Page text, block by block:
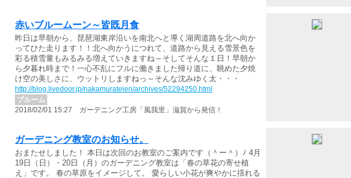
赤いブルームーン～皆既月食
昨日は早朝から、琵琶湖東岸沿いを南北へと導く湖周道路を北へ向か
ってひた走ります！！北へ向かうにつれて、道路から見える雪景色を
彩る積雪量もみるみる増えていきますね～そしてそんな１日！早朝か
ら夕暮れ時まで！一心不乱にフルに働きました帰り道に、眺めた夕焼
け空の美しさに、ウットリしますねっ～そんな沈みゆく太・・・
http://blog.livedoor.jp/nakamurateien/archives/52294250.html
ブルーム
2018/02/01 15:27 ガーデニング工房「風我里」滋賀から発信！
ガーデニング教室のお知らせ。
おまたせしました！ 本日は次回のお教室のご案内です（＾ー＾）ﾉ 4月
19日（日）・20日（月）のガーデニング教室は「春の草花の寄せ植
え」です。 春の草原をイメージして。 愛らしい小花が爽やかに揺れる